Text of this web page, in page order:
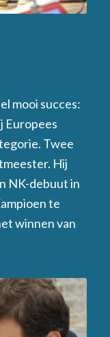
mooi succes:
Europees
Twee
Hij
NK-debuut in
te
winnen van